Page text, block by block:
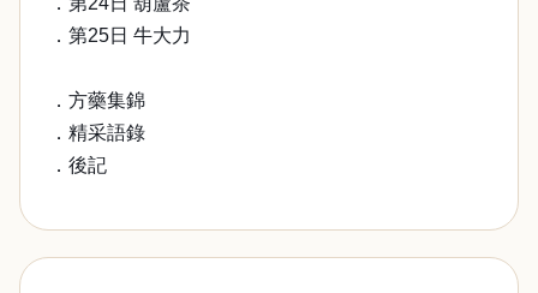
．第25日 牛大力
．方藥集錦
．精采語錄
．後記